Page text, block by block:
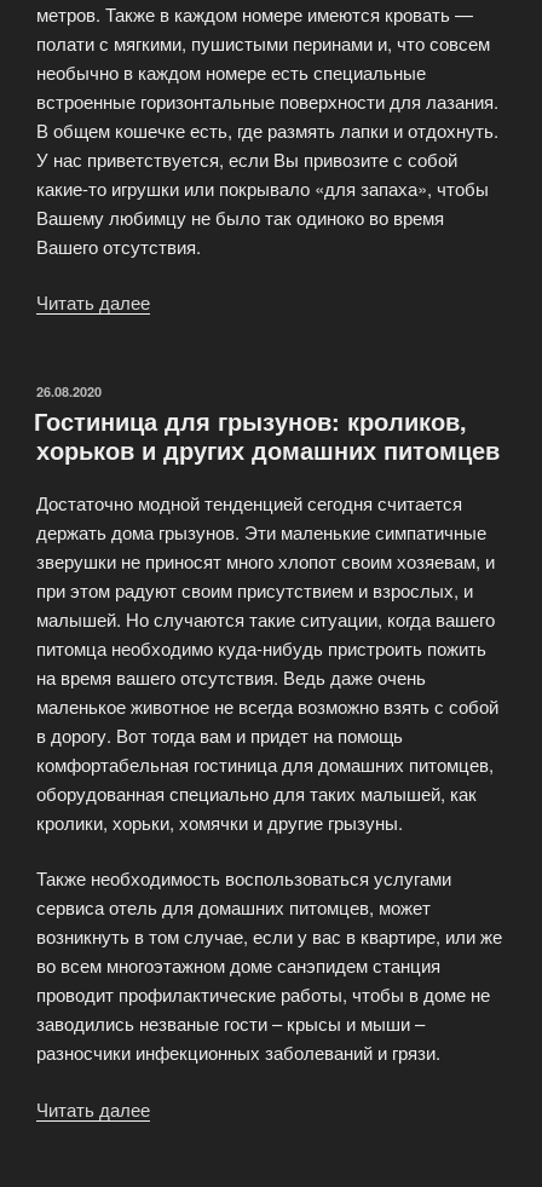
метров. Также в каждом номере имеются кровать —
полати с мягкими, пушистыми перинами и, что совсем
необычно в каждом номере есть специальные
встроенные горизонтальные поверхности для лазания.
В общем кошечке есть, где размять лапки и отдохнуть.
У нас приветствуется, если Вы привозите с собой
какие-то игрушки или покрывало «для запаха», чтобы
Вашему любимцу не было так одиноко во время
Вашего отсутствия.
Читать далее
кошек.
номера.»
ОПУБЛИКОВАНО
26.08.2020
Гостиница для грызунов: кроликов,
хорьков и других домашних питомцев
Достаточно модной тенденцией сегодня считается
держать дома грызунов. Эти маленькие симпатичные
зверушки не приносят много хлопот своим хозяевам, и
при этом радуют своим присутствием и взрослых, и
малышей. Но случаются такие ситуации, когда вашего
питомца необходимо куда-нибудь пристроить пожить
на время вашего отсутствия. Ведь даже очень
маленькое животное не всегда возможно взять с собой
в дорогу. Вот тогда вам и придет на помощь
комфортабельная гостиница для домашних питомцев,
оборудованная специально для таких малышей, как
кролики, хорьки, хомячки и другие грызуны.
Также необходимость воспользоваться услугами
сервиса отель для домашних питомцев, может
возникнуть в том случае, если у вас в квартире, или же
во всем многоэтажном доме санэпидем станция
проводит профилактические работы, чтобы в доме не
заводились незваные гости – крысы и мыши –
разносчики инфекционных заболеваний и грязи.
Читать далее